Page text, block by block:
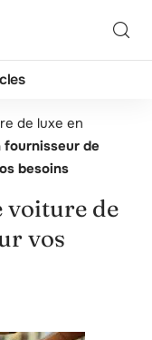
de luxe en
fournisseur de
besoins
voiture de
vos